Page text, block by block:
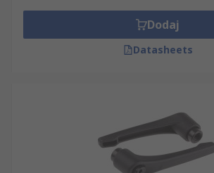
Dodaj
Datasheets